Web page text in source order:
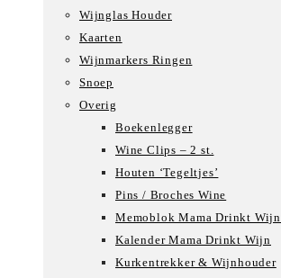
Wijnglas Houder
Kaarten
Wijnmarkers Ringen
Snoep
Overig
Boekenlegger
Wine Clips – 2 st.
Houten ‘Tegeltjes’
Pins / Broches Wine
Memoblok Mama Drinkt Wijn
Kalender Mama Drinkt Wijn
Kurkentrekker & Wijnhouder